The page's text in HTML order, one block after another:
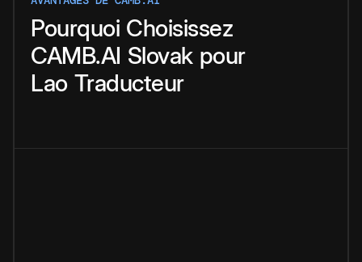
Pourquoi Choisissez
CAMB.AI Slovak pour
Lao Traducteur